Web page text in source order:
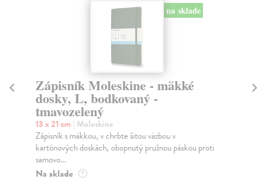
na sklade
Zápisník Moleskine - mäkké
dosky, L, bodkovaný -
tmavozelený
13 x 21 cm | Moleskine
Zápisník s mäkkou, v chrbte šitou väzbou v
kartónových doskách, obopnutý pružnou páskou proti
samovo...
Na sklade ?